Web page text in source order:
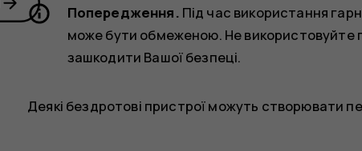
Попередження. Під час використання
може бути обмеженою. Не використовуйте
зашкодити Вашої безпеці.
Деякі бездротові пристрої можуть створювати